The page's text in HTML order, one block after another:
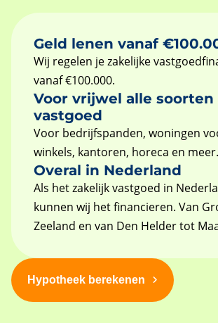
Geld lenen vanaf
Wij regelen je zakelijke
vanaf €100.000.
Voor vrijwel alle soorten
vastgoed
Voor bedrijfspanden, woningen
winkels, kantoren, horeca en meer.
Overal in Nederland
Als het zakelijk vastgoed in
kunnen wij het financieren. Van
Zeeland en van Den Helder tot
Hypotheek berekenen